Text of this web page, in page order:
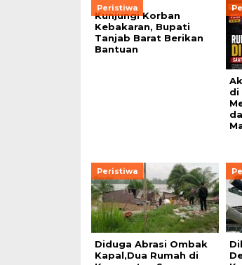
Peristiwa
Kunjungi Korban
Kebakaran, Bupati
Tanjab Barat Berikan
Bantuan
di
Peristiwa
Diduga Abrasi Ombak
Kapal,Dua Rumah di